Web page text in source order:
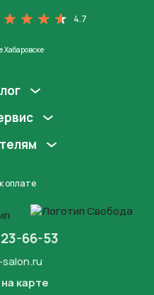
4.7
Хабаровске
оплате
66-53
карте